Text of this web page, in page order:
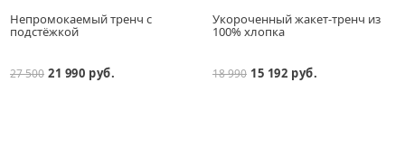
Непромокаемый тренч с
подстёжкой
27 500 21 990 руб.
Укороченный жакет-тренч из
100% хлопка
18 990 15 192 руб.